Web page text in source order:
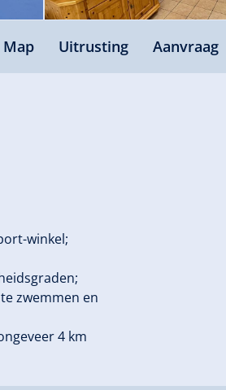
Map Uitrusting Aanvraag
winkel;
zwemmen en
4 km